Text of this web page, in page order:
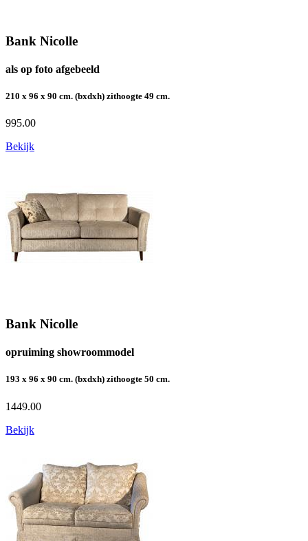
Bank Nicolle
als op foto afgebeeld
210 x 96 x 90 cm. (bxdxh) zithoogte 49 cm.
995.00
Bekijk
Bank Nicolle
opruiming showroommodel
193 x 96 x 90 cm. (bxdxh) zithoogte 50 cm.
1449.00
Bekijk